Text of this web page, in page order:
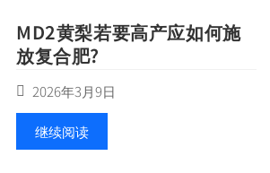
MD2黄梨若要高产应如何施
放复合肥?
2026年3月9日
继续阅读